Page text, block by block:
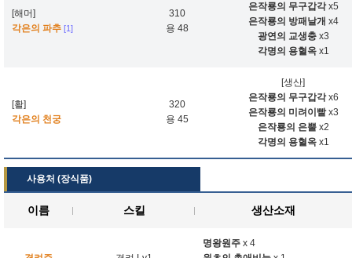
[해머]
각은의 파추 [1]
310
용 48
은작룡의 무구갑각x5
은작룡의 방패날개 x4
광연의 교생충x3
각명의 용혈옥x1
[활]
각은의 천궁
320
용 45
[생산]
은작룡의 무구갑각x6
은작룡의 미려이빨x3
은작룡의 은뿔x2
각명의 용혈옥x1
사용처 (장식품)
이름 스킬 생산소재
명왕원주 x 4